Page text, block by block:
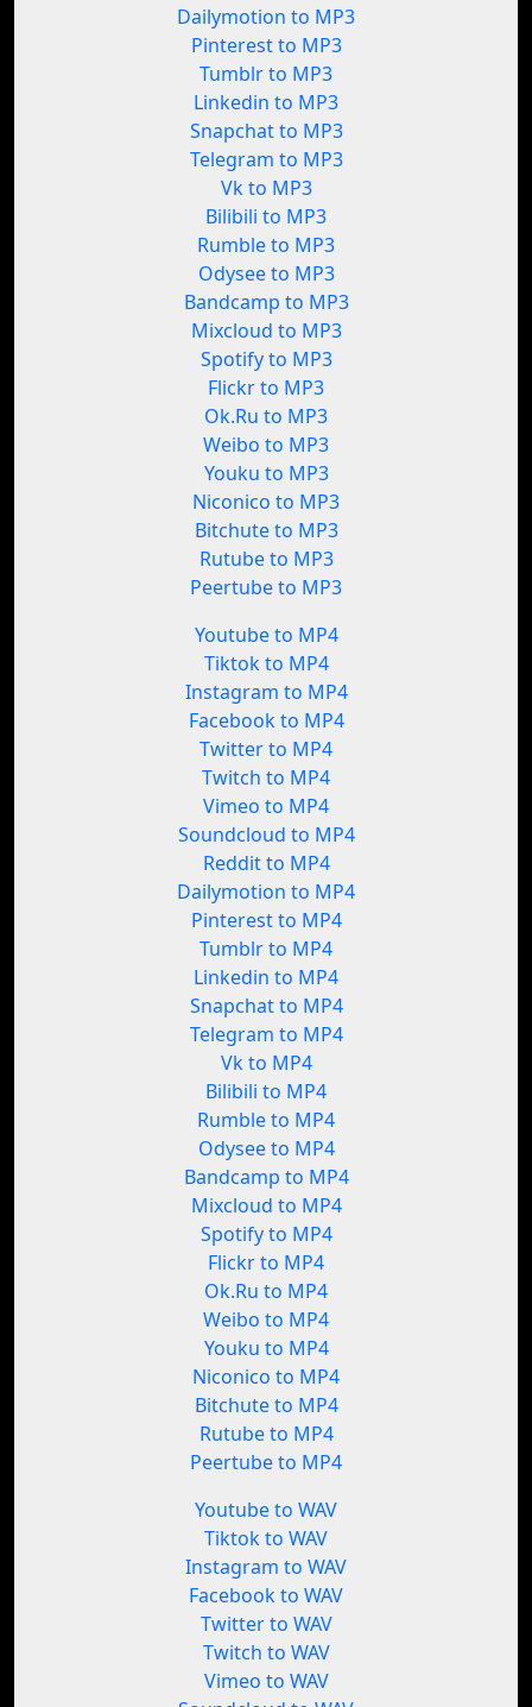
Dailymotion to MP3
Pinterest to MP3
Tumblr to MP3
Linkedin to MP3
Snapchat to MP3
Telegram to MP3
Vk to MP3
Bilibili to MP3
Rumble to MP3
Odysee to MP3
Bandcamp to MP3
Mixcloud to MP3
Spotify to MP3
Flickr to MP3
Ok.Ru to MP3
Weibo to MP3
Youku to MP3
Niconico to MP3
Bitchute to MP3
Rutube to MP3
Peertube to MP3
Youtube to MP4
Tiktok to MP4
Instagram to MP4
Facebook to MP4
Twitter to MP4
Twitch to MP4
Vimeo to MP4
Soundcloud to MP4
Reddit to MP4
Dailymotion to MP4
Pinterest to MP4
Tumblr to MP4
Linkedin to MP4
Snapchat to MP4
Telegram to MP4
Vk to MP4
Bilibili to MP4
Rumble to MP4
Odysee to MP4
Bandcamp to MP4
Mixcloud to MP4
Spotify to MP4
Flickr to MP4
Ok.Ru to MP4
Weibo to MP4
Youku to MP4
Niconico to MP4
Bitchute to MP4
Rutube to MP4
Peertube to MP4
Youtube to WAV
Tiktok to WAV
Instagram to WAV
Facebook to WAV
Twitter to WAV
Twitch to WAV
Vimeo to WAV